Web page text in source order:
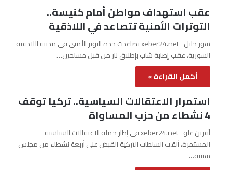
عقب استهداف مواطن أمام كنيسة..
التوترات الأمنية تتصاعد في اللاذقية
سوز خليل ـ xeber24.net تصاعدت حدة التوتر الأمني في مدينة اللاذقية
السورية، عقب إصابة شاب بإطلاق نار من قبل مسلحين…
أكمل القراءة »
استمرار الاعتقالات السياسية.. تركيا توقف
4 نشطاء من حزب المساواة
آفرين علو ـ xeber24.net في إطار حملة الاعتقالات السياسية
المستمرة، ألقت السلطات التركية القبض على أربعة نشطاء من مجلس
شبيبة…